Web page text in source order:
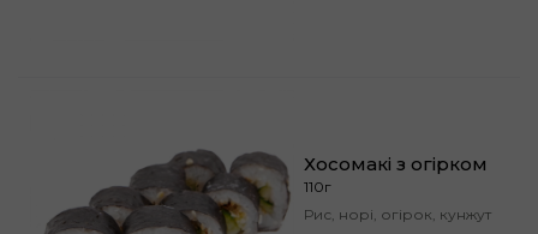
Хосомакі з огірком
110г
Рис, норі, огірок, кунжут